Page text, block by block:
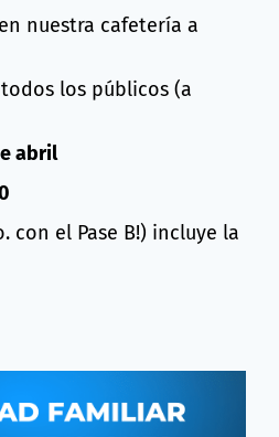
nuestra cafetería a
todos los públicos (a
abril
con el Pase B!) incluye la